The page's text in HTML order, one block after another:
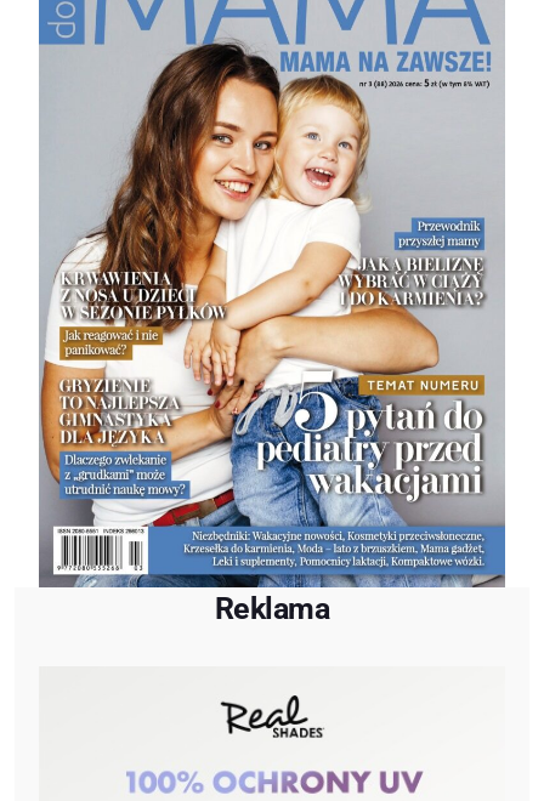
Reklama